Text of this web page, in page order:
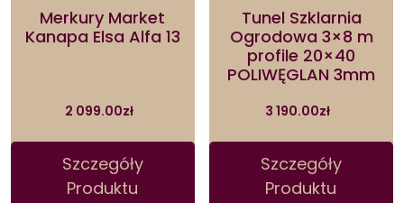
Merkury Market
Kanapa Elsa Alfa 13
2 099.00zł
Szczegóły
Produktu
Tunel Szklarnia
Ogrodowa 3×8 m
profile 20×40
POLIWĘGLAN 3mm
3 190.00zł
Szczegóły
Produktu